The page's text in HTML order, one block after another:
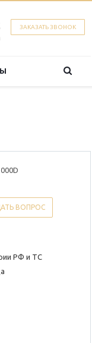
ЗАКАЗАТЬ ЗВОНОК
ВОПРОС
РФ и ТС